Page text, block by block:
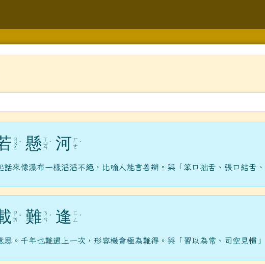
d/1ZSFLXy9HoKSJrigoJp3pDKEIQHNLqfDYLkXjUyV7UvQ/
modules/tad_repair/
modules/jill_booking/
member/
d/e/1FAIpQLScr6KGMj552f2xHH1TsRtIYU4ZtJOziV7fs1GGE-
tad_repair/
ㄖ
ㄨ
ㄛ
ˋ 懸 ㄒ
ㄩ
ㄢ
ˊ 河 ㄏ
ㄜ ˊ
話來像瀑布一樣滔滔不絕，比喻人能言善辯。與「笨口拙舌、張口結舌
ㄗ
ㄞ ˇ 難 ㄋ
ㄢ ˊ 逢 ㄈ
ㄥ
ˊ
思。千年也難遇上一次，形容機會極為難得。與「習以為常、司空見慣」